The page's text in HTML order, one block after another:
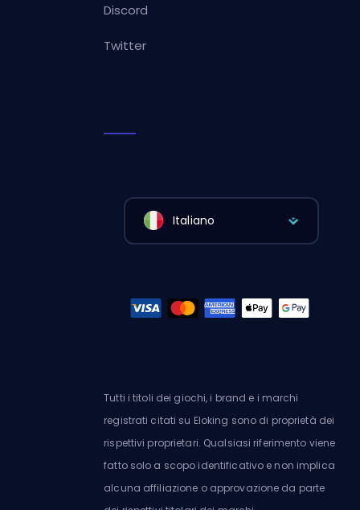
Discord
Twitter
Italiano
Tutti i titoli dei giochi, i brand e i marchi
registrati citati su Eloking sono di proprietà dei
rispettivi proprietari. Qualsiasi riferimento viene
fatto solo a scopo identificativo e non implica
alcuna affiliazione o approvazione da parte